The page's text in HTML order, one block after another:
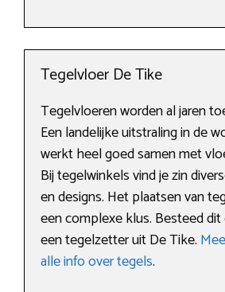
Tegelvloer De Tike
Tegelvloeren worden al jaren
Een landelijke uitstraling in de
werkt heel goed samen met
Bij tegelwinkels vind je zin
en designs. Het plaatsen van
een complexe klus. Besteed
een tegelzetter uit De Tike.
alle info over tegels.